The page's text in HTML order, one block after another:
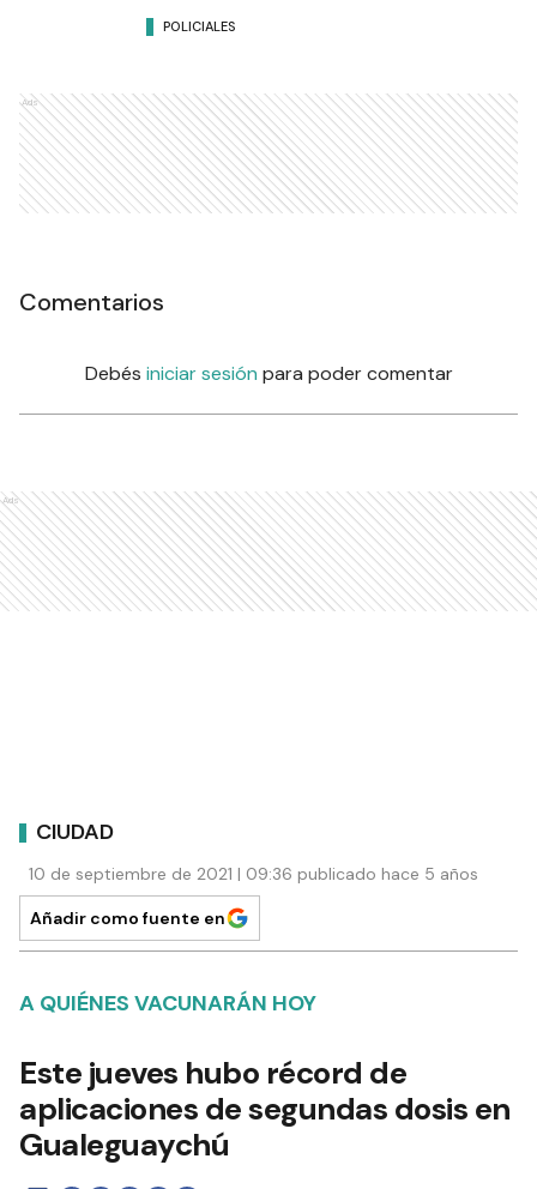
POLICIALES
Ads
Comentarios
Debés iniciar sesión para poder comentar
Ads
CIUDAD
10 de septiembre de 2021 | 09:36 publicado hace 5 años
Añadir como fuente en
A QUIÉNES VACUNARÁN HOY
Este jueves hubo récord de
aplicaciones de segundas dosis en
Gualeguaychú